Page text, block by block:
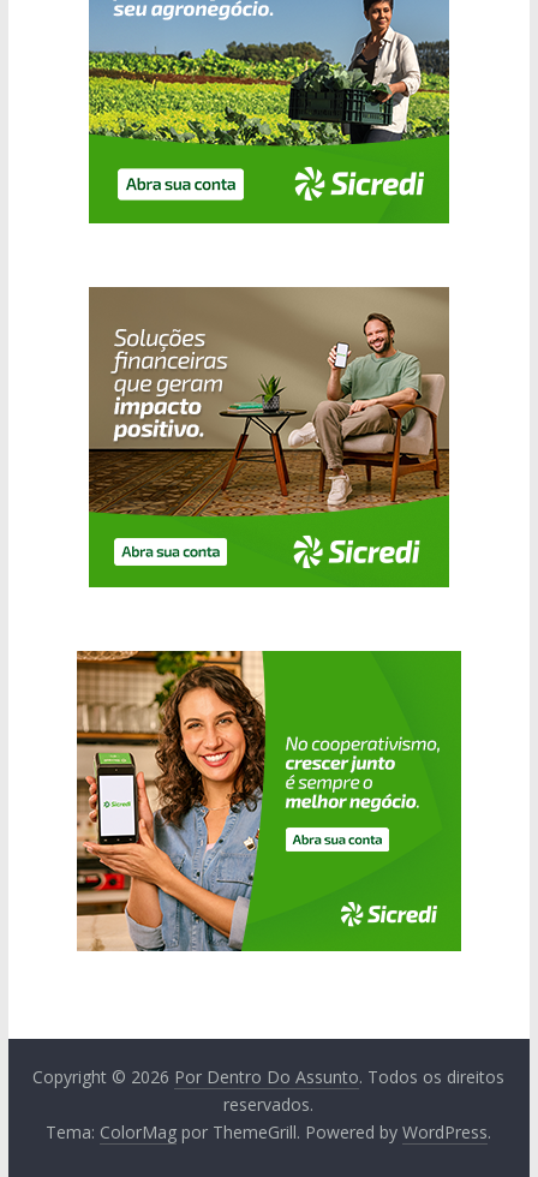
Copyright © 2026 Por Dentro Do Assunto. Todos os direitos
reservados.
Tema: ColorMag por ThemeGrill. Powered byWordPress.